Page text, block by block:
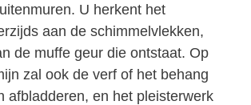
U herkent het
aan de schimmelvlekken,
de muffe geur die ontstaat. Op
zal ook de verf of het behang
afbladderen, en het pleisterwerk